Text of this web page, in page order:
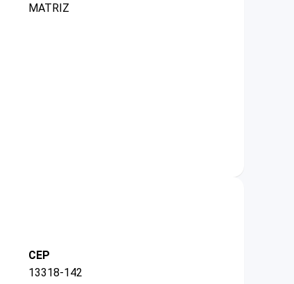
MATRIZ
CEP
13318-142